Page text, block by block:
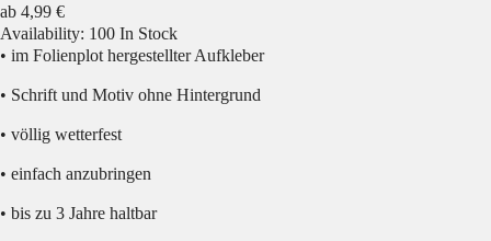
ab Preis
4,99 €
Availability: 100 In Stock
• im Folienplot hergestellter Aufkleber
• Schrift und Motiv ohne Hintergrund
• völlig wetterfest
• einfach anzubringen
• bis zu 3 Jahre haltbar